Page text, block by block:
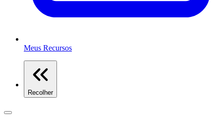
Meus Recursos
Recolher